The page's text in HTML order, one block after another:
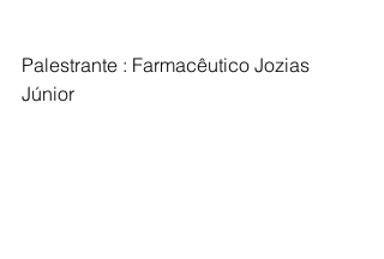
Palestrante : Farmacêutico Jozias
Júnior